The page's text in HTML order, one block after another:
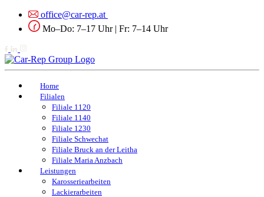
office@car-rep.at
Mo–Do: 7–17 Uhr | Fr: 7–14 Uhr
Home
Filialen
Filiale 1120
Filiale 1140
Filiale 1230
Filiale Schwechat
Filiale Bruck an der Leitha
Filiale Maria Anzbach
Leistungen
Karosseriearbeiten
Lackierarbeiten